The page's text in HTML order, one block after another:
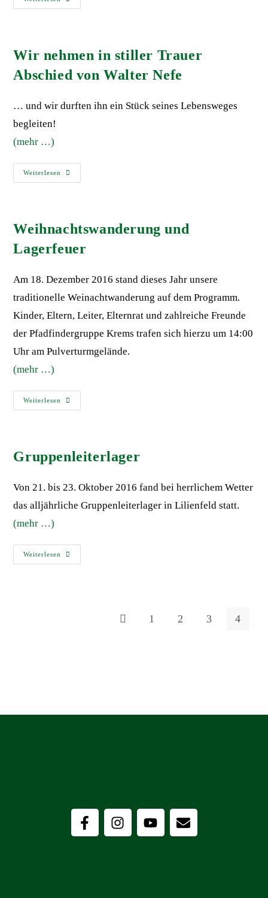
Wir nehmen in stiller Trauer
Abschied von Walter Nefe
… und wir durften ihn ein Stück seines Lebensweges
begleiten!
(mehr …)
Weiterlesen
Weihnachtswanderung und
Lagerfeuer
Am 18. Dezember 2016 stand dieses Jahr unsere
traditionelle Weinachtwanderung auf dem Programm.
Kinder, Eltern, Leiter, Elternrat und zahlreiche Freunde
der Pfadfindergruppe Krems trafen sich hierzu um 14:00
Uhr am Pulverturmgelände.
(mehr …)
Weiterlesen
Gruppenleiterlager
Von 21. bis 23. Oktober 2016 fand bei herrlichem Wetter
das alljährliche Gruppenleiterlager in Lilienfeld statt.
(mehr …)
Weiterlesen
1 2 3 4